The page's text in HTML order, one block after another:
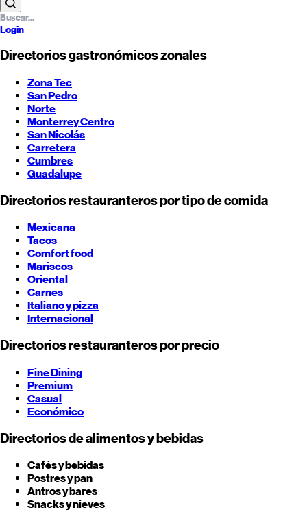
Login
Directorios gastronómicos zonales
Zona Tec
San Pedro
Norte
MonterreyCentro
San Nicolás
Carretera
Cumbres
Guadalupe
Directorios restauranteros por tipo de comida
Mexicana
Tacos
Comfort food
Mariscos
Oriental
Carnes
Italiano y pizza
Internacional
Directorios restauranteros por precio
Fine Dining
Premium
Casual
Económico
Directorios de alimentos y bebidas
Cafés y bebidas
Postres y pan
Antros y bares
Snacks y nieves